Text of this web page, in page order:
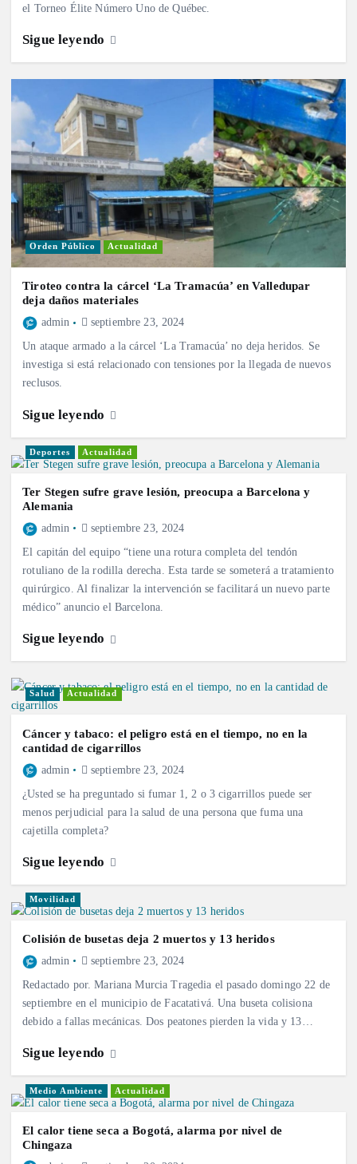
el Torneo Élite Número Uno de Québec.
Sigue leyendo
Orden Público Actualidad
Tiroteo contra la cárcel ‘La Tramacúa’ en Valledupar
deja daños materiales
admin septiembre 23, 2024
Un ataque armado a la cárcel ‘La Tramacúa’ no deja heridos. Se
investiga si está relacionado con tensiones por la llegada de nuevos
reclusos.
Sigue leyendo
Deportes Actualidad
Ter Stegen sufre grave lesión, preocupa a Barcelona y
Alemania
admin septiembre 23, 2024
El capitán del equipo “tiene una rotura completa del tendón
rotuliano de la rodilla derecha. Esta tarde se someterá a tratamiento
quirúrgico. Al finalizar la intervención se facilitará un nuevo parte
médico” anuncio el Barcelona.
Sigue leyendo
Salud Actualidad
Cáncer y tabaco: el peligro está en el tiempo, no en la
cantidad de cigarrillos
admin septiembre 23, 2024
¿Usted se ha preguntado si fumar 1, 2 o 3 cigarrillos puede ser
menos perjudicial para la salud de una persona que fuma una
cajetilla completa?
Sigue leyendo
Movilidad
Colisión de busetas deja 2 muertos y 13 heridos
admin septiembre 23, 2024
Redactado por. Mariana Murcia Tragedia el pasado domingo 22 de
septiembre en el municipio de Facatativá. Una buseta colisiona
debido a fallas mecánicas. Dos peatones pierden la vida y 13…
Sigue leyendo
Medio Ambiente Actualidad
El calor tiene seca a Bogotá, alarma por nivel de
Chingaza